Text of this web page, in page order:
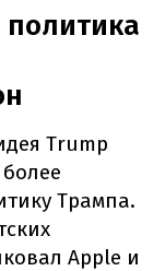
политика
Trump
Трампа.
Apple и